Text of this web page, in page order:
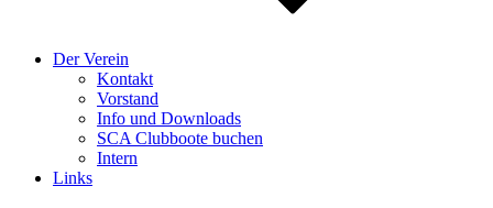
Der Verein
Kontakt
Vorstand
Info und Downloads
SCA Clubboote buchen
Intern
Links